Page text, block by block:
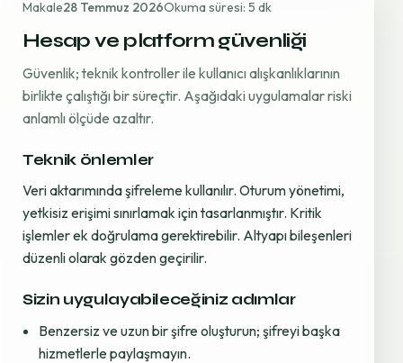
Makale28 Temmuz 2026Okuma süresi: 5 dk
Hesap ve platform güvenliği
Güvenlik; teknik kontroller ile kullanıcı alışkanlıklarının
birlikte çalıştığı bir süreçtir. Aşağıdaki uygulamalar riski
anlamlı ölçüde azaltır.
Teknik önlemler
Veri aktarımında şifreleme kullanılır. Oturum yönetimi,
yetkisiz erişimi sınırlamak için tasarlanmıştır. Kritik
işlemler ek doğrulama gerektirebilir. Altyapı bileşenleri
düzenli olarak gözden geçirilir.
Sizin uygulayabileceğiniz adımlar
Benzersiz ve uzun bir şifre oluşturun; şifreyi başka
hizmetlerle paylaşmayın.